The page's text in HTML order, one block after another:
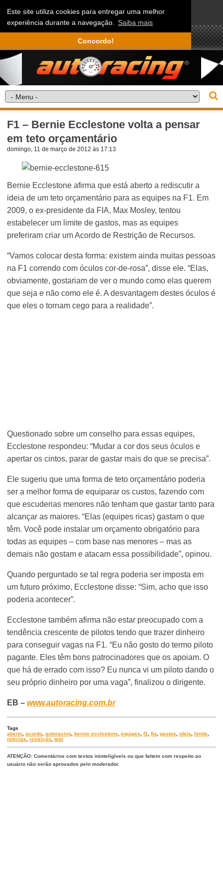
Este site utiliza cookies para entregar uma melhor
experiência durante a navegação. Saiba mais
Concordo!
F1 – Bernie Ecclestone volta a pensar
em teto orçamentário
domingo, 11 de março de 2012 às 17:13
Bernie Ecclestone afirma que está aberto a rediscutir a
ideia de um teto orçamentário para as equipes na F1. Em
2009, o ex-presidente da FIA, Max Mosley, tentou
estabelecer um limite de gastos, mas as equipes
preferiram criar um Acordo de Restrição de Recursos.
“Vamos colocar desta forma: existem ainda muitas pessoas
na F1 correndo com óculos cor-de-rosa”, disse ele. “Elas,
obviamente, gostariam de ver o mundo como elas querem
que seja e não como ele é. A desvantagem destes óculos é
que eles o tornam cego para a realidade”.
Questionado sobre um conselho para essas equipes,
Ecclestone respondeu: “Mudar a cor dos seus óculos e
apertar os cintos, parar de gastar mais do que se precisa”.
Ele sugeriu que uma forma de teto orçamentário poderia
ser a melhor forma de equiparar os custos, fazendo com
que escuderias menores não tenham que gastar tanto para
alcançar as maiores. “Elas (equipes ricas) gastam o que
têm. Você pode instalar um orçamento obrigatório para
todas as equipes – com base nas menores – mas as
demais não gostam e atacam essa possibilidade”, opinou.
Quando perguntado se tal regra poderia ser imposta em
um futuro próximo, Ecclestone disse: “Sim, acho que isso
poderia acontecer”.
Ecclestone também afirma não estar preocupado com a
tendência crescente de pilotos tendo que trazer dinheiro
para conseguir vagas na F1. “Eu não gosto do termo piloto
pagante. Eles têm bons patrocinadores que os apoiam. O
que há de errado com isso? Eu nunca vi um piloto dando o
seu próprio dinheiro por uma vaga”, finalizou o dirigente.
EB –www.autoracing.com.br
Tags
aberto ,acordo ,autoracing ,bernie ecclestone ,equipes ,f1 ,fia ,gastos ,ideia ,limite
noticias
,restrição ,teto
ATENÇÃO: Comentários com textos ininteligíveis ou que faltem com respeito ao
usuário não serão aprovados pelo moderador.